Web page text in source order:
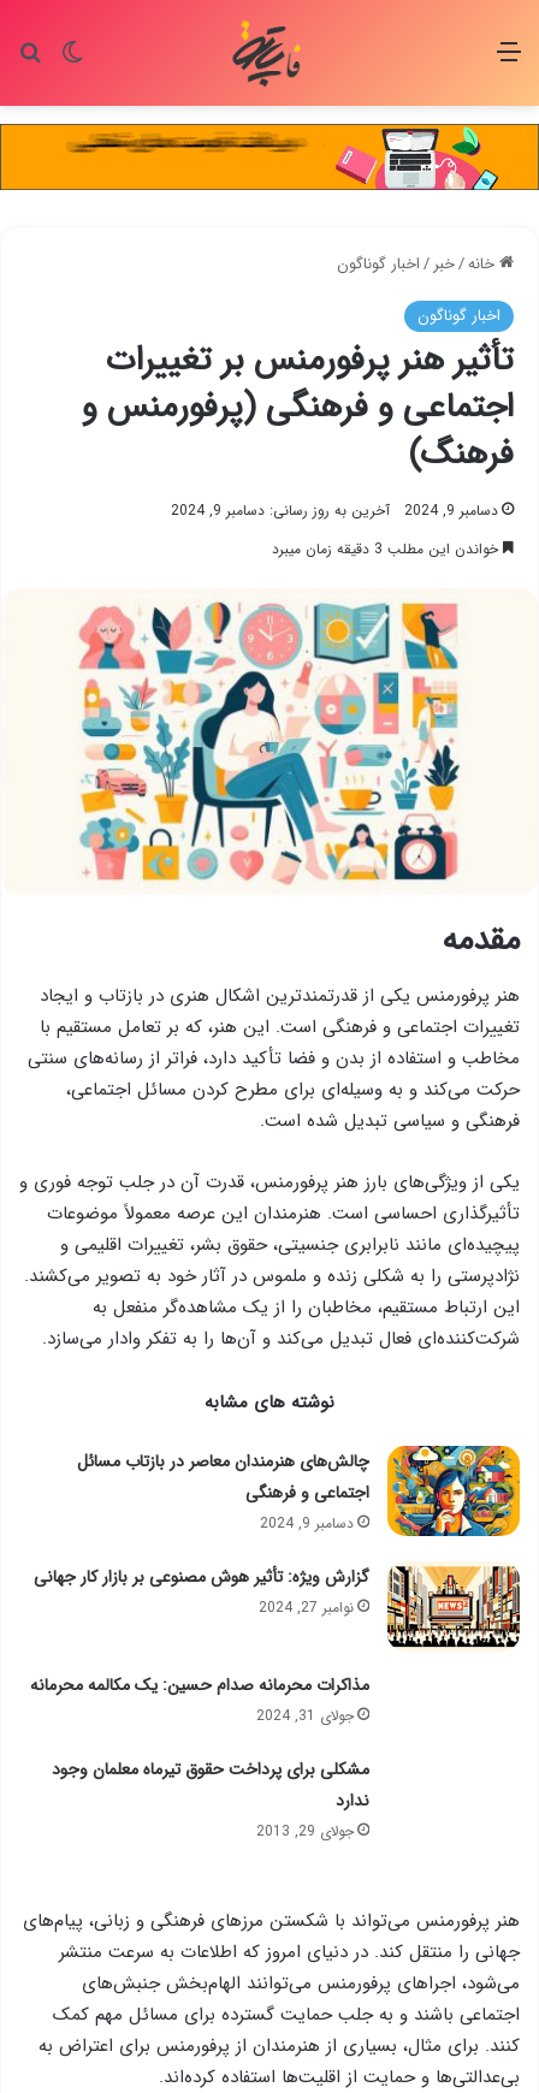
تغییر منو
خانه/خبر/اخبار گوناگون
اخبار گوناگون
تأثیر هنر پرفورمنس بر تغییرات
اجتماعی و فرهنگی (پرفورمنس و
فرهنگ)
دسامبر 9, 2024
آخرین به روز رسانی: دسامبر 9, 2024
خواندن این مطلب 3 دقیقه زمان میبرد
مقدمه
هنر پرفورمنس یکی از قدرتمندترین اشکال هنری در بازتاب و ایجاد
تغییرات اجتماعی و فرهنگی است. این هنر، که بر تعامل مستقیم با
مخاطب و استفاده از بدن و فضا تأکید دارد، فراتر از رسانه‌های سنتی
حرکت می‌کند و به وسیله‌ای برای مطرح کردن مسائل اجتماعی،
فرهنگی و سیاسی تبدیل شده است.
یکی از ویژگی‌های بارز هنر پرفورمنس، قدرت آن در جلب توجه فوری و
تأثیرگذاری احساسی است. هنرمندان این عرصه معمولاً موضوعات
پیچیده‌ای مانند نابرابری جنسیتی، حقوق بشر، تغییرات اقلیمی و
نژادپرستی را به شکلی زنده و ملموس در آثار خود به تصویر می‌کشند.
این ارتباط مستقیم، مخاطبان را از یک مشاهده‌گر منفعل به
شرکت‌کننده‌ای فعال تبدیل می‌کند و آن‌ها را به تفکر وادار می‌سازد.
نوشته های مشابه
چالش‌های هنرمندان معاصر در بازتاب مسائل
اجتماعی و فرهنگی
دسامبر 9, 2024
گزارش ویژه: تأثیر هوش مصنوعی بر بازار کار جهانی
نوامبر 27, 2024
مذاکرات محرمانه صدام حسین: یک مکالمه محرمانه
جولای 31, 2024
مشکلی برای پرداخت حقوق تیرماه معلمان وجود
ندارد
جولای 29, 2013
هنر پرفورمنس می‌تواند با شکستن مرزهای فرهنگی و زبانی، پیام‌های
جهانی را منتقل کند. در دنیای امروز که اطلاعات به سرعت منتشر
می‌شود، اجراهای پرفورمنس می‌توانند الهام‌بخش جنبش‌های
اجتماعی باشند و به جلب حمایت گسترده برای مسائل مهم کمک
کنند. برای مثال، بسیاری از هنرمندان از پرفورمنس برای اعتراض به
بی‌عدالتی‌ها و حمایت از اقلیت‌ها استفاده کرده‌اند.